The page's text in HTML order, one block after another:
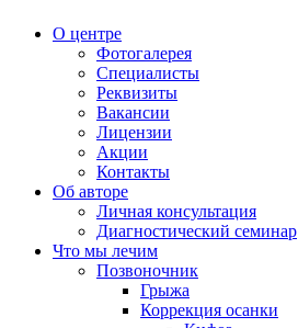
О центре
Фотогалерея
Специалисты
Реквизиты
Вакансии
Лицензии
Акции
Контакты
Об авторе
Личная консультация
Диагностический семинар
Что мы лечим
Позвоночник
Грыжа
Коррекция осанки